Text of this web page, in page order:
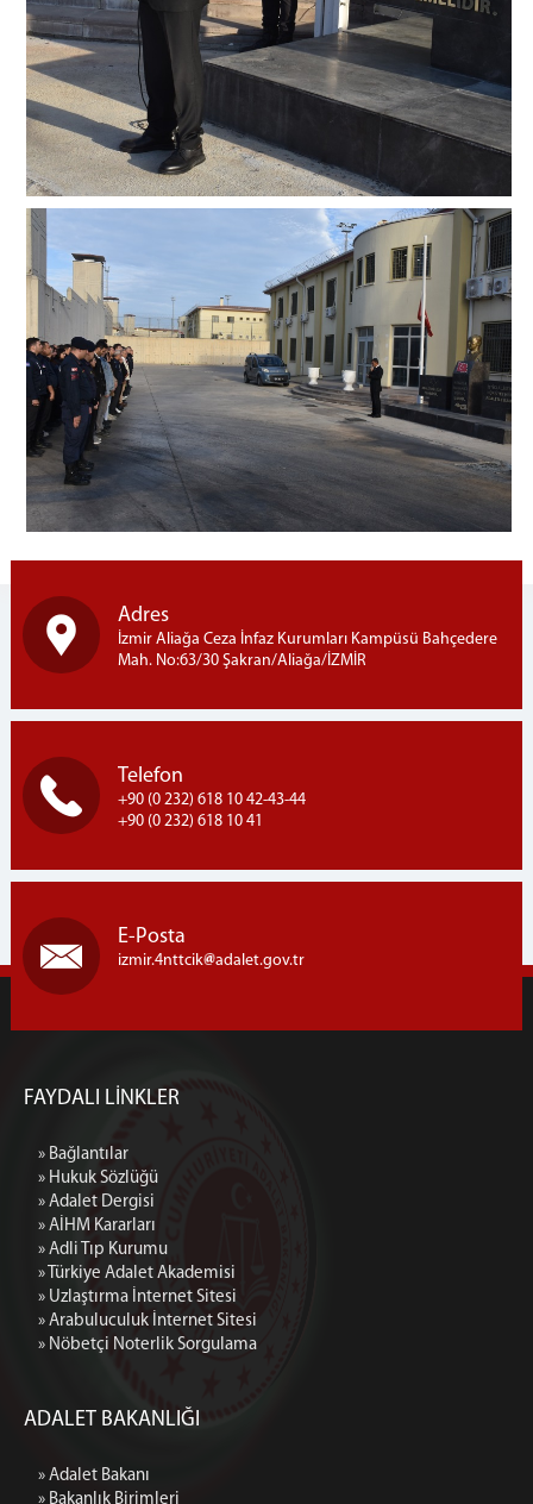
EL İŞİ ÜRÜNLERİ
KABLO MONTAJ ATÖLYESİ
KABLO MONTAJ ATÖLYESİ FOTOĞRAFLAR
KANTİN
ÇAMAŞIRHANE
FOTOĞRAF ve FOTOKOPİ
İLETİŞİM
Adres
İzmir Aliağa Ceza İnfaz Kurumları Kampüsü Bahçedere
Mah. No:63/30 Şakran/Aliağa/İZMİR
Telefon
+90 (0 232) 618 10 42-43-44
+90 (0 232) 618 10 41
E-Posta
izmir.4nttcik adalet.gov.tr
FAYDALI LİNKLER
» Bağlantılar
» Hukuk Sözlüğü
» Adalet Dergisi
» AİHM Kararları
» Adli Tıp Kurumu
» Türkiye Adalet Akademisi
» Uzlaştırma İnternet Sitesi
» Arabuluculuk İnternet Sitesi
» Nöbetçi Noterlik Sorgulama
ADALET BAKANLIĞI
» Adalet Bakanı
» Bakanlık Birimleri